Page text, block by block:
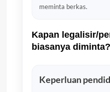
meminta berkas.
Kapan legalisir/
biasanya diminta?
Keperluan